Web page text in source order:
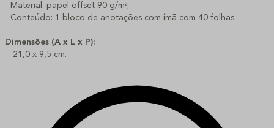
- Material: papel offset 90 g/m²;
- Conteúdo: 1 bloco de anotações com ímã com 40 folhas.
Dimensões (A x L x P):
- 21,0 x 9,5 cm.